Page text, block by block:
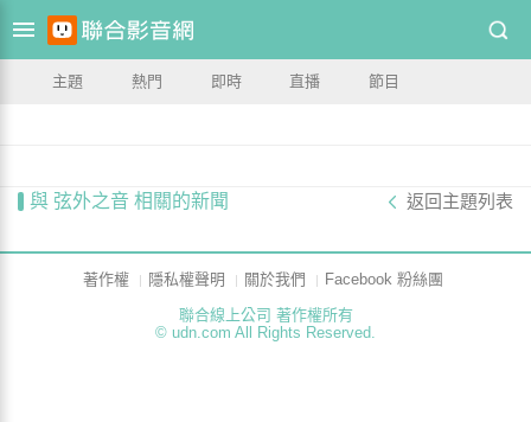
主題 熱門 即時 直播 節目
與 弦外之音 相關的新聞 返回主題列表
著作權 隱私權聲明 關於我們
Facebook 粉絲團
聯合線上公司 著作權所有
© udn.com All Rights Reserved.